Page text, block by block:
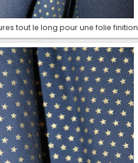
tout le long pour une folie finition